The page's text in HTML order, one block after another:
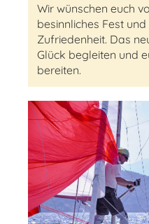
Wir wünschen euch
besinnliches Fest
Zufriedenheit. Das
Glück begleiten und
bereiten.